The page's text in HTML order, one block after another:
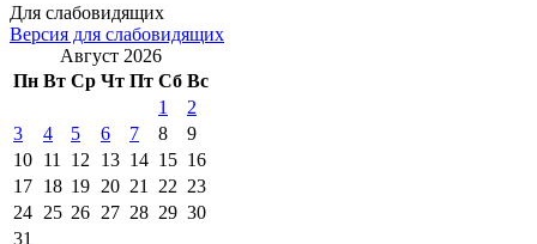
Для слабовидящих
Версия для слабовидящих
Август 2026
Пн Вт Ср Чт Пт Сб Вс
1
2
3
4 5 6 7 8
9
10 11 12 13 14 15 16
17 18 19 20 21 22 23
24 25 26 27 28 29 30
31